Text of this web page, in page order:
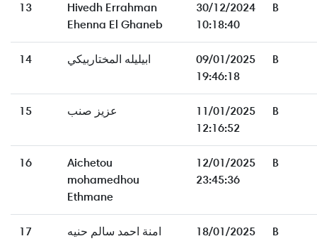
13
Hivedh Errahman
Ehenna El Ghaneb
30/12/2024
10:18:40
B
14 ابيليله المختاربيكي
09/01/2025
19:46:18
B
15 عزيز صنب
11/01/2025
12:16:52
B
16
Aichetou
mohamedhou
Ethmane
12/01/2025
23:45:36
B
17 امنة احمد سالم حنيه
18/01/2025
B